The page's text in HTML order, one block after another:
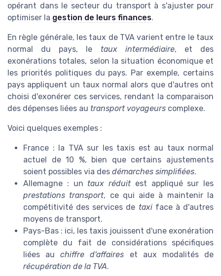
opérant dans le secteur du transport à s'ajuster pour
optimiser la gestion de leurs finances.
En règle générale, les taux de TVA varient entre le taux
normal du pays, le taux intermédiaire, et des
exonérations totales, selon la situation économique et
les priorités politiques du pays. Par exemple, certains
pays appliquent un taux normal alors que d'autres ont
choisi d'exonérer ces services, rendant la comparaison
des dépenses liées au transport voyageurs complexe.
Voici quelques exemples :
France : la TVA sur les taxis est au taux normal
actuel de 10 %, bien que certains ajustements
soient possibles via des démarches simplifiées.
Allemagne : un taux réduitest appliqué sur les
prestations transport, ce qui aide à maintenir la
compétitivité des services de taxiface à d'autres
moyens de transport.
Pays-Bas : ici, les taxis jouissent d'une exonération
complète du fait de considérations spécifiques
liées auchiffre d'affaires et aux modalités de
récupération de la TVA.